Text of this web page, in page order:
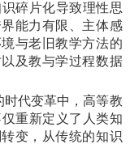
碎片化导致理性思
能力有限、主体感
与老旧教学方法的
及教与学过程数据
代变革中，高等教
重新定义了人类知
变，从传统的知识